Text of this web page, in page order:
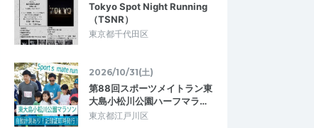
Tokyo Spot Night Running
（TSNR）
東京都千代田区
2026/10/31(土)
第88回スポーツメイトラン東
大島小松川公園ハーフマラ…
東京都江戸川区